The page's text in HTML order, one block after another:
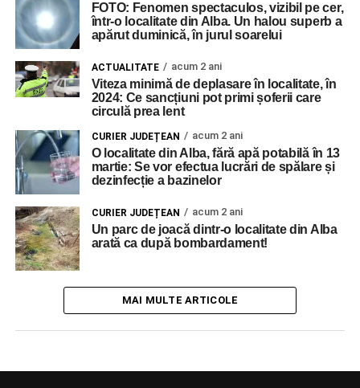
FOTO: Fenomen spectaculos, vizibil pe cer,
într-o localitate din Alba. Un halou superb a
apărut duminică, în jurul soarelui
ACTUALITATE acum 2 ani
Viteza minimă de deplasare în localitate, în
2024: Ce sancțiuni pot primi șoferii care
circulă prea lent
CURIER JUDEȚEAN acum 2 ani
O localitate din Alba, fără apă potabilă în 13
martie: Se vor efectua lucrări de spălare și
dezinfecție a bazinelor
CURIER JUDEȚEAN acum 2 ani
Un parc de joacă dintr-o localitate din Alba
arată ca după bombardament!
MAI MULTE ARTICOLE